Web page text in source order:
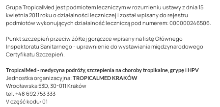
Grupa TropicalMed jest podmiotem leczniczym w rozumieniu ustawy z dnia 15
kwietnia 2011 roku o działalności leczniczej i został wpisany do rejestru
podmiotów wykonujących działalność leczniczą pod numerem: 000000246506.
Punkt szczepień przeciw żółtej gorączce wpisany na listę Głównego
Inspektoratu Sanitarnego - uprawnienie do wystawiania międzynarodowego
Certyfikatu Szczepień.
TropicalMed - medycyna podróży, szczepienia na choroby tropikalne, grypę i HPV
Jednostka organizacyjna:TROPICALMED KRAKÓW
Wrocławska 53D, 30-011 Kraków
tel. +48 692 753 333
V część kodu: 01